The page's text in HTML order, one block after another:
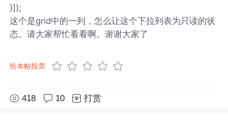
}]);
这个是grid中的一列，怎么让这个下拉列表为只读的状
态。请大家帮忙看看啊。谢谢大家了
给本帖投票
418 10 打赏